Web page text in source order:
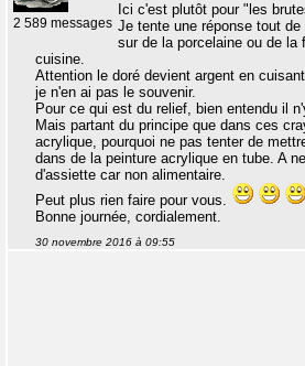
2 589 messages
Ici c'est plutôt pour "les
Je tente une réponse tout
sur de la porcelaine ou de
cuisine.
Attention le doré devient argent en
je n'en ai pas le souvenir.
Pour ce qui est du relief, bien entendu il
Mais partant du principe que dans ces
acrylique, pourquoi ne pas tenter de
dans de la peinture acrylique en tube. A
d'assiette car non alimentaire.
Peut plus rien faire pour vous.
Bonne journée, cordialement.
30 novembre 2016 à 09:55